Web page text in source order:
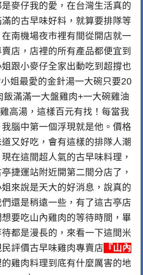
麥仔我的愛，在台灣生活真的
的古早味好料，就算要排隊等
南機場夜市裡有間從開店就一
店，店裡的所有產品都便宜到
跟小麥仔全家出動吃到超撐也
姐最愛的金針湯一大碗只要20
飯滿滿一大盤雞肉+一大碗雞油
高湯，這樣百元有找！每當我
腦中第一個浮現就是他。價格
又好吃，會有這樣的排隊人潮
在這間超人氣的古早味料理，
捷運站附近開第二間分店了，
來說是天大的好消息，說真的
還是稍遠一些，有了這古亭店
要吃山內雞肉的等待時間，畢
都是漫長的，來看一下這間米
評價古早味雞肉專賣店 『山內
的雞肉料理到底有什麼厲害的地